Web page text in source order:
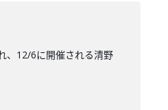
、12/6に開催される清野